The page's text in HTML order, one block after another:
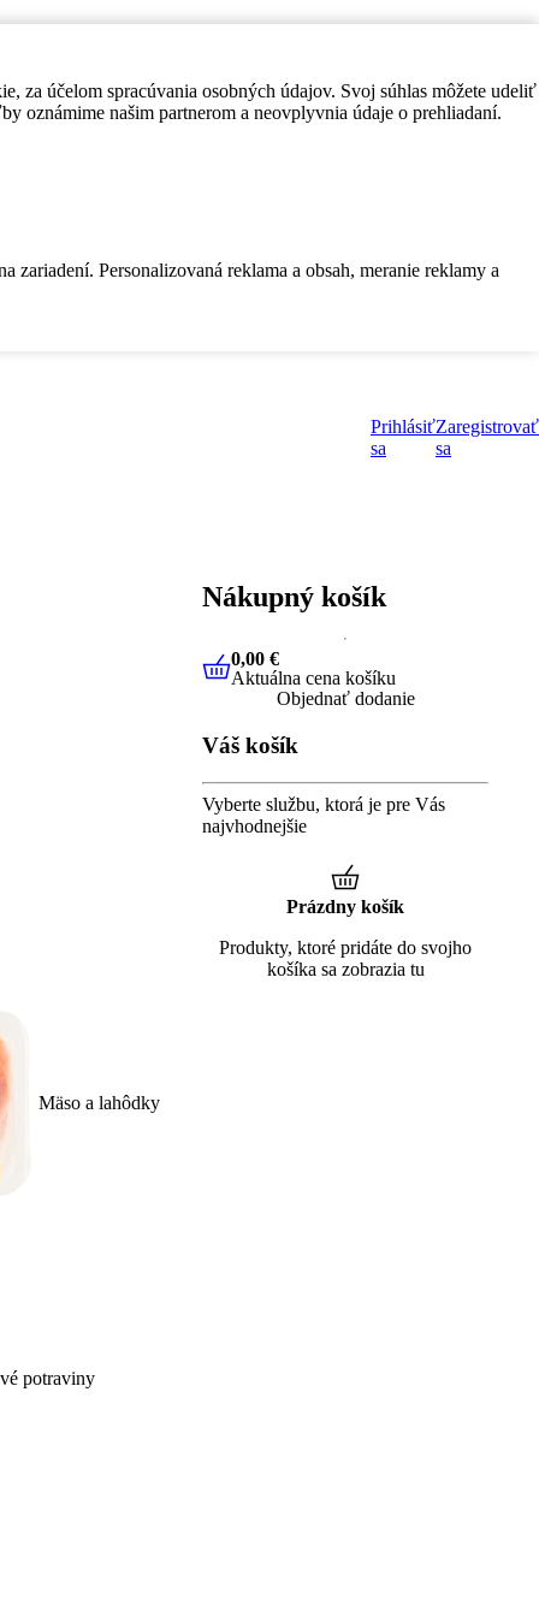
za účelom spracúvania osobných údajov. Svoj súhlas môžete udeliť
oznámime našim partnerom a neovplyvnia údaje o prehliadaní.
Personalizovaná reklama a obsah, meranie reklamy a
Prihlásiť
sa
Zaregistrovať
sa
Mäso a lahôdky
potraviny
Nákupný košík
0,00 €Aktuálna cena košíku
0,00 €
Aktuálna cena košíku
Objednať dodanie
Váš košík
Vyberte službu, ktorá je pre Vás
najvhodnejšie
Prázdny košík
Produkty, ktoré pridáte do svojho
košíka sa zobrazia tu